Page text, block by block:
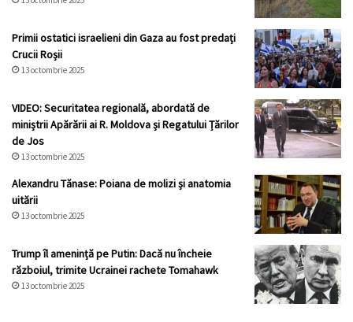
Primii ostatici israelieni din Gaza au fost predați
Crucii Roșii
13 octombrie 2025
VIDEO: Securitatea regională, abordată de
miniștrii Apărării ai R. Moldova și Regatului Țărilor
de Jos
13 octombrie 2025
Alexandru Tănase: Poiana de molizi și anatomia
uitării
13 octombrie 2025
Trump îl amenință pe Putin: Dacă nu încheie
războiul, trimite Ucrainei rachete Tomahawk
13 octombrie 2025